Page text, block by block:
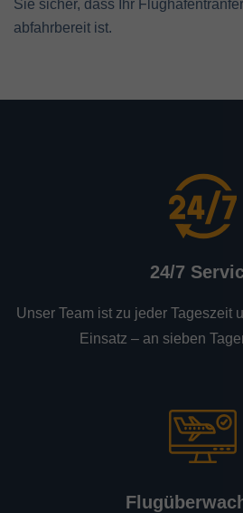
Sie sicher, dass Ihr
abfahrbereit ist.
24/7
Unser Team ist zu jeder Tageszeit
Einsatz – an sieben